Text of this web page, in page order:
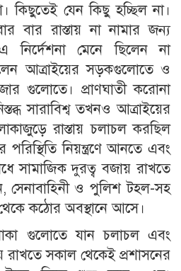
কিছুতেই যেন কিছু হচ্ছিল না।
বার রাস্তায় না নামার জন্য
নির্দেশনা মেনে ছিলেন না
আত্রাইয়ের সড়কগুলোতে ও
গুলোতে। প্রাণঘাতী করোনা
সারাবিশ্ব তখনও আত্রাইয়ের
রাস্তায় চলাচল করছিল
নিয়ন্ত্রণে আনতে এবং
সামাজিক দুরত্ব বজায় রাখতে
সেনাবাহিনী ও পুলিশ টহল-সহ
কঠোর অবস্থানে আসে।
গুলোতে যান চলাচল এবং
রাখতে সকাল থেকেই প্রশাসনের